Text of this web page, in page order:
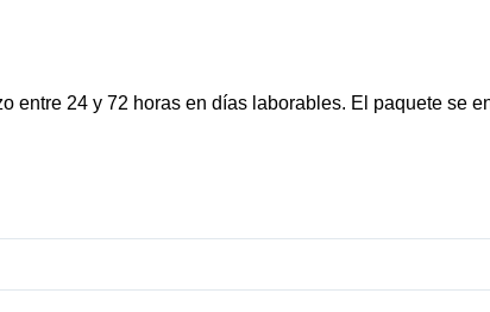
entre 24 y 72 horas en días laborables. El paquete se